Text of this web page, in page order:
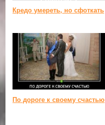
Кредо умереть, но сфоткать
По дороге к своему счастью